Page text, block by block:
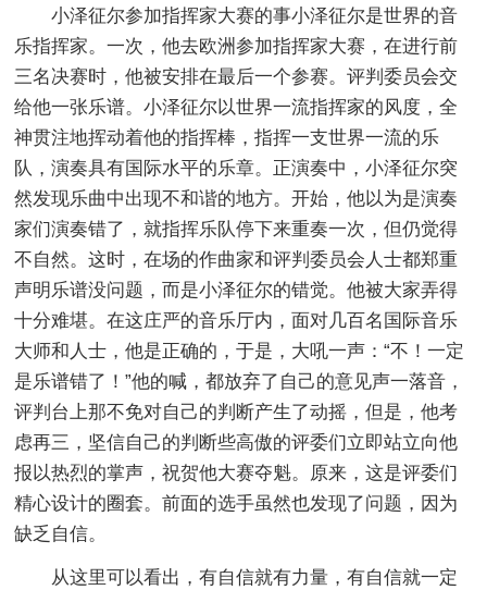
小泽征尔参加指挥家大赛的事小泽征尔是世界的音
乐指挥家。一次，他去欧洲参加指挥家大赛，在进行前
三名决赛时，他被安排在最后一个参赛。评判委员会交
给他一张乐谱。小泽征尔以世界一流指挥家的风度，全
神贯注地挥动着他的指挥棒，指挥一支世界一流的乐
队，演奏具有国际水平的乐章。正演奏中，小泽征尔突
然发现乐曲中出现不和谐的地方。开始，他以为是演奏
家们演奏错了，就指挥乐队停下来重奏一次，但仍觉得
不自然。这时，在场的作曲家和评判委员会人士都郑重
声明乐谱没问题，而是小泽征尔的错觉。他被大家弄得
十分难堪。在这庄严的音乐厅内，面对几百名国际音乐
大师和人士，他是正确的，于是，大吼一声：“不！一定
是乐谱错了！”他的喊，都放弃了自己的意见声一落音，
评判台上那不免对自己的判断产生了动摇，但是，他考
虑再三，坚信自己的判断些高傲的评委们立即站立向他
报以热烈的掌声，祝贺他大赛夺魁。原来，这是评委们
精心设计的圈套。前面的选手虽然也发现了问题，因为
缺乏自信。
从这里可以看出，有自信就有力量，有自信就一定